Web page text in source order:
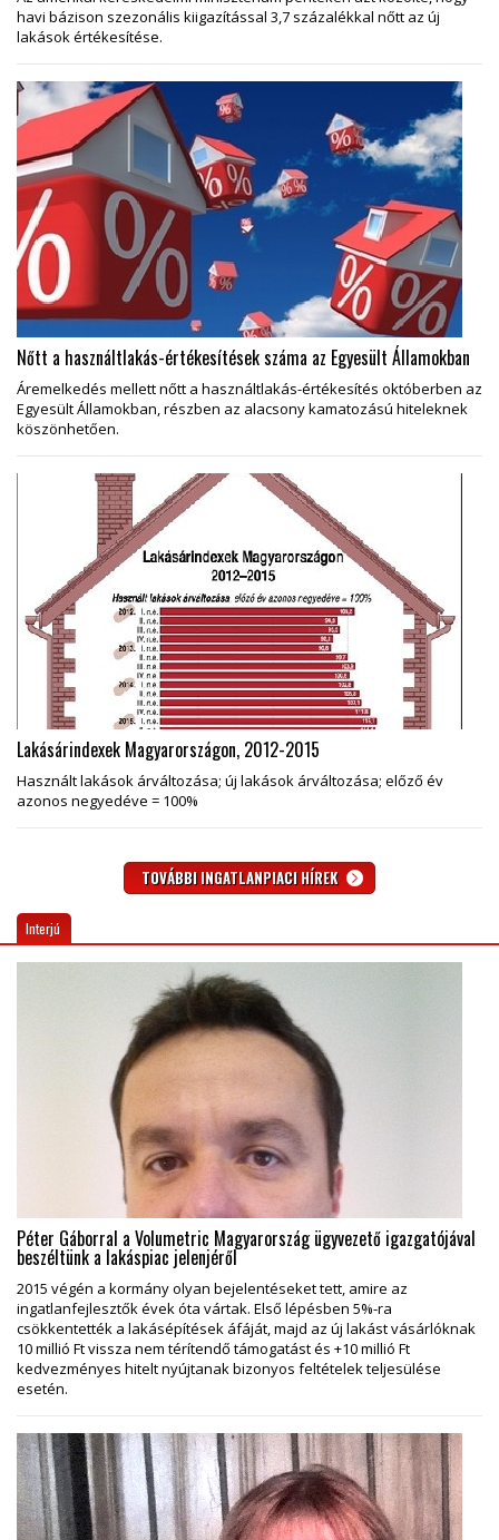
havi bázison szezonális kiigazítással 3,7 százalékkal nőtt az új
lakások értékesítése.
Nőtt a használtlakás-értékesítések száma az Egyesült Államokban
Áremelkedés mellett nőtt a használtlakás-értékesítés októberben az
Egyesült Államokban, részben az alacsony kamatozású hiteleknek
köszönhetően.
Lakásárindexek Magyarországon, 2012-2015
Használt lakások árváltozása; új lakások árváltozása; előző év
azonos negyedéve = 100%
TOVÁBBI INGATLANPIACI HÍREK
Interjú
Péter Gáborral a Volumetric Magyarország ügyvezető igazgatójával
beszéltünk a lakáspiac jelenjéről
2015 végén a kormány olyan bejelentéseket tett, amire az
ingatlanfejlesztők évek óta vártak. Első lépésben 5%-ra
csökkentették a lakásépítések áfáját, majd az új lakást vásárlóknak
10 millió Ft vissza nem térítendő támogatást és +10 millió Ft
kedvezményes hitelt nyújtanak bizonyos feltételek teljesülése
esetén.